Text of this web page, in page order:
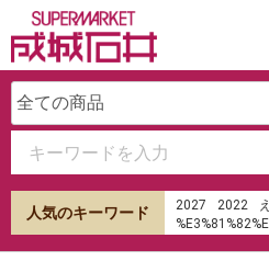
人気のキーワード 2027 2022